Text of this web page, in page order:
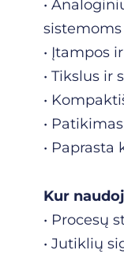
•
sistemoms
• Įtampos
• Tikslus ir
•
•
• Paprasta
Kur
• Procesų
• Jutiklių